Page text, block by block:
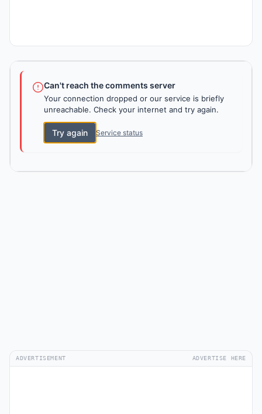
Can't reach the comments server
Your connection dropped or our service is briefly
unreachable. Check your internet and try again.
Try again Service status
ADVERTISEMENT ADVERTISE HERE